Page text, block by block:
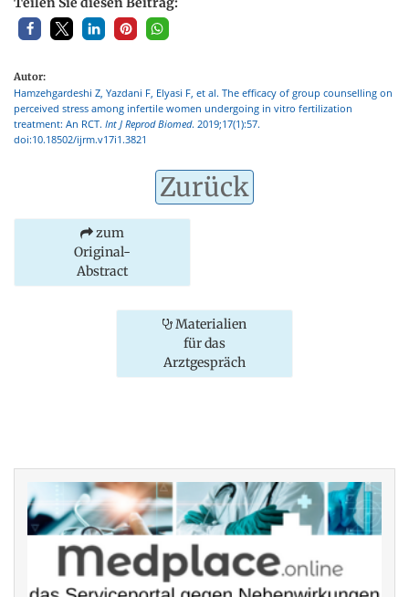
Autor:
Hamzehgardeshi Z, Yazdani F, Elyasi F, et al. The efficacy of group counselling on
perceived stress among infertile women undergoing in vitro fertilization
treatment: An RCT. Int J Reprod Biomed. 2019;17(1):57.
doi:10.18502/ijrm.v17i1.3821
Zurück
zum
Original-
Abstract
Materialien
für das
Arztgespräch